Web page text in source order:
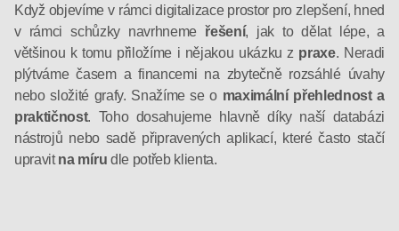
Když objevíme v rámci digitalizace prostor pro zlepšení, hned
v rámci schůzky navrhneme řešení, jak to dělat lépe, a
většinou k tomu přiložíme i nějakou ukázku z praxe. Neradi
plýtváme časem a financemi na zbytečně rozsáhlé úvahy
nebo složité grafy. Snažíme se o maximální přehlednost a
praktičnost. Toho dosahujeme hlavně díky naší databázi
nástrojů nebo sadě připravených aplikací, které často stačí
upravit na míru dle potřeb klienta.